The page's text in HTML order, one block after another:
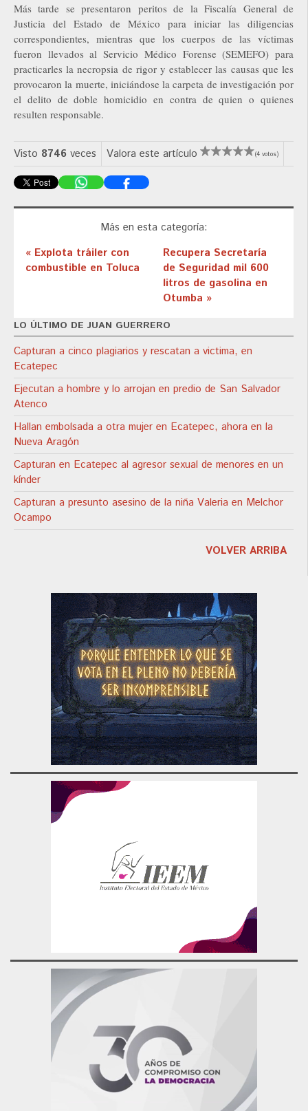
Más tarde se presentaron peritos de la Fiscalía General de
Justicia del Estado de México para iniciar las diligencias
correspondientes, mientras que los cuerpos de las víctimas
fueron llevados al Servicio Médico Forense (SEMEFO) para
practicarles la necropsia de rigor y establecer las causas que les
provocaron la muerte, iniciándose la carpeta de investigación por
el delito de doble homicidio en contra de quien o quienes
resulten responsable.
Visto 8746 veces Valora este artículo (4 votos)
Más en esta categoría:
« Explota tráiler con
combustible en Toluca
Recupera Secretaría
de Seguridad mil 600
litros de gasolina en
Otumba »
LO ÚLTIMO DE JUAN GUERRERO
Capturan a cinco plagiarios y rescatan a victima, en
Ecatepec
Ejecutan a hombre y lo arrojan en predio de San Salvador
Atenco
Hallan embolsada a otra mujer en Ecatepec, ahora en la
Nueva Aragón
Capturan en Ecatepec al agresor sexual de menores en un
kínder
Capturan a presunto asesino de la niña Valeria en Melchor
Ocampo
VOLVER ARRIBA